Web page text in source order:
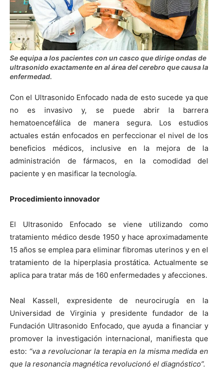
Se equipa a los pacientes con un casco que dirige ondas de
ultrasonido exactamente en al área del cerebro que causa la
enfermedad.
Con el Ultrasonido Enfocado nada de esto sucede ya que
no es invasivo y, se puede abrir la barrera
hematoencefálica de manera segura. Los estudios
actuales están enfocados en perfeccionar el nivel de los
beneficios médicos, inclusive en la mejora de la
administración de fármacos, en la comodidad del
paciente y en masificar la tecnología.
Procedimiento innovador
El Ultrasonido Enfocado se viene utilizando como
tratamiento médico desde 1950 y hace aproximadamente
15 años se emplea para eliminar fibromas uterinos y en el
tratamiento de la hiperplasia prostática. Actualmente se
aplica para tratar más de 160 enfermedades y afecciones.
Neal Kassell, expresidente de neurocirugía en la
Universidad de Virginia y presidente fundador de la
Fundación Ultrasonido Enfocado, que ayuda a financiar y
promover la investigación internacional, manifiesta que
esto: “va a revolucionar la terapia en la misma medida en
que la resonancia magnética revolucionó el diagnóstico”.